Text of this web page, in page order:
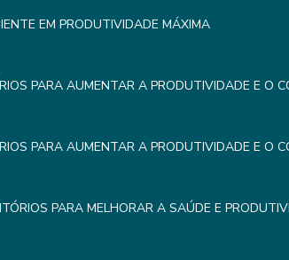
EM PRODUTIVIDADE MÁXIMA
PARA AUMENTAR A PRODUTIVIDADE E O
PARA AUMENTAR A PRODUTIVIDADE E O
PARA MELHORAR A SAÚDE E